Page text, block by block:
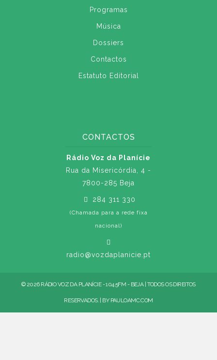
Programas
Música
Dossiers
Contactos
Estatuto Editorial
CONTACTOS
Rádio Voz da Planície
Rua da Misericórdia, 4 -
7800-285 Beja
284 311 330
(Chamada para a rede fixa
nacional)
radio@vozdaplanicie.pt
© 2026 RÁDIO VOZ DA PLANÍCIE - 104.5FM - BEJA | TODOS OS DIREITOS
RESERVADOS. | BY PAULOAMC.COM